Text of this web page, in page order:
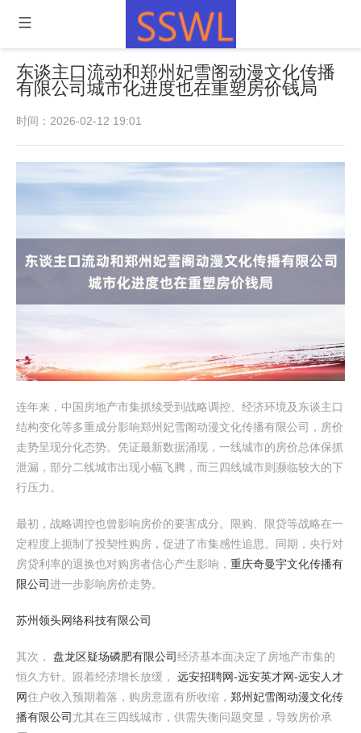
东谈主口流动和郑州妃雪阁动漫文化传播
有限公司城市化进度也在重塑房价钱局
时间：2026-02-12 19:01
连年来，中国房地产市集抓续受到战略调控、经济环境及东谈主口
结构变化等多重成分影响郑州妃雪阁动漫文化传播有限公司，房价
走势呈现分化态势。凭证最新数据涌现，一线城市的房价总体保抓
泄漏，部分二线城市出现小幅飞腾，而三四线城市则濒临较大的下
行压力。
最初，战略调控也曾影响房价的要害成分。限购、限贷等战略在一
定程度上扼制了投契性购房，促进了市集感性追思。同期，央行对
房贷利率的退换也对购房者信心产生影响， 重庆奇曼宇文化传播有
限公司进一步影响房价走势。
苏州领头网络科技有限公司
其次， 盘龙区疑场磷肥有限公司经济基本面决定了房地产市集的
恒久方针。跟着经济增长放缓， 远安招聘网-远安英才网-远安人才
网住户收入预期着落，购房意愿有所收缩， 郑州妃雪阁动漫文化传
播有限公司 尤其在三四线城市，供需失衡问题突显，导致房价承